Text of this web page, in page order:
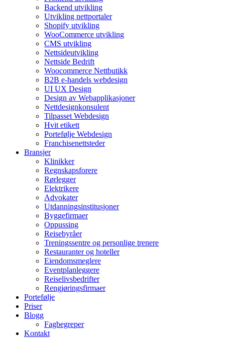
Backend utvikling
Utvikling nettportaler
Shopify utvikling
WooCommerce utvikling
CMS utvikling
Nettsideutvikling
Nettside Bedrift
Woocommerce Nettbutikk
B2B e-handels webdesign
UI UX Design
Design av Webapplikasjoner
Nettdesignkonsulent
Tilpasset Webdesign
Hvit etikett
Portefølje Webdesign
Franchisenettsteder
Bransjer
Klinikker
Regnskapsforere
Rørlegger
Elektrikere
Advokater
Utdanningsinstitusjoner
Byggefirmaer
Oppussing
Reisebyråer
Treningssentre og personlige trenere
Restauranter og hoteller
Eiendomsmeglere
Eventplanleggere
Reiselivsbedrifter
Rengjøringsfirmaer
Portefølje
Priser
Blogg
Fagbegreper
Kontakt